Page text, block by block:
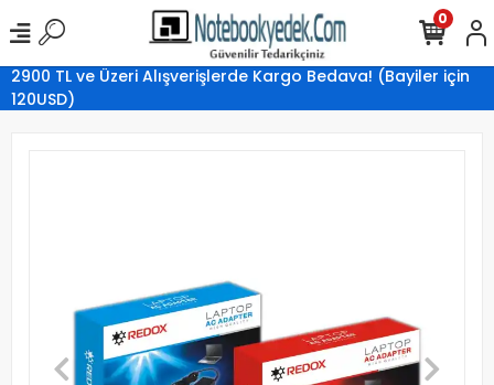
2900 TL ve Üzeri Alışverişlerde Kargo Bedava! (Bayiler için
120USD)
0